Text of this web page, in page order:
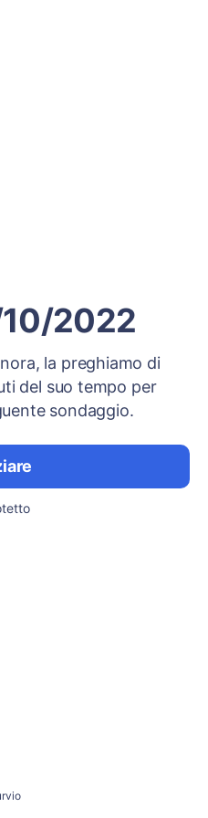
10/2022
la preghiamo di
del suo tempo per
sondaggio.